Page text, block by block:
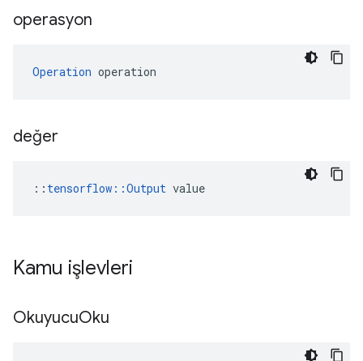
operasyon
Operation operation
değer
:: tensorflow::Output value
Kamu işlevleri
OkuyucuOku